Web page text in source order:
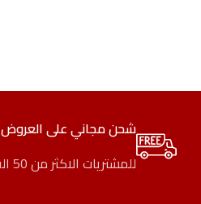
شحن مجاني على العروض
للمشتريات الاكثر من 50 الف جنيه